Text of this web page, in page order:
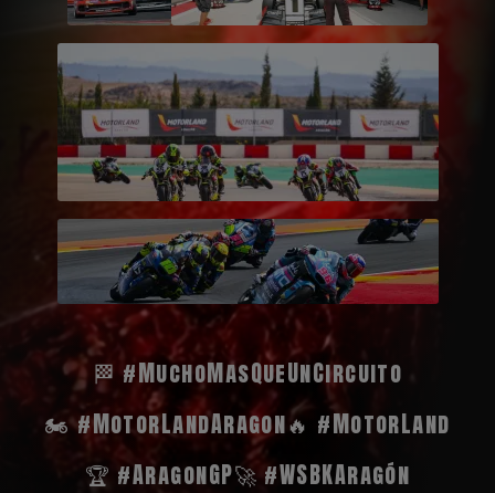
🏁 #MuchoMasQueUnCircuito
🏍️ #MotorLandAragon🔥 #MotorLand
🏆 #AragonGP🚀 #WSBKAragón